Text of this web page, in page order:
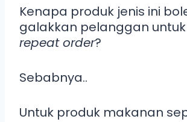
Kenapa produk jenis ini
galakkan pelanggan
repeat order?
Sebabnya..
Untuk produk makanan